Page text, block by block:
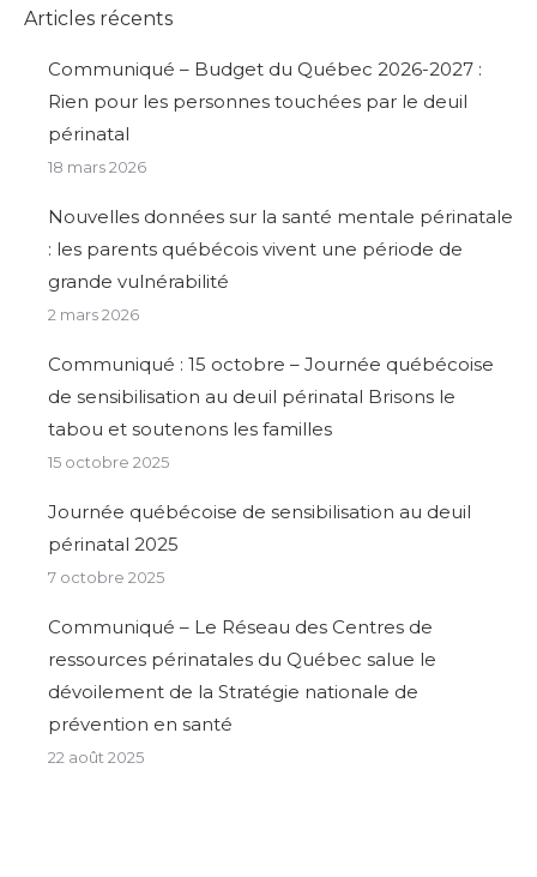
Articles récents
Communiqué – Budget du Québec 2026-2027 :
Rien pour les personnes touchées par le deuil
périnatal
18 mars 2026
Nouvelles données sur la santé mentale périnatale
: les parents québécois vivent une période de
grande vulnérabilité
2 mars 2026
Communiqué : 15 octobre – Journée québécoise
de sensibilisation au deuil périnatal Brisons le
tabou et soutenons les familles
15 octobre 2025
Journée québécoise de sensibilisation au deuil
périnatal 2025
7 octobre 2025
Communiqué – Le Réseau des Centres de
ressources périnatales du Québec salue le
dévoilement de la Stratégie nationale de
prévention en santé
22 août 2025